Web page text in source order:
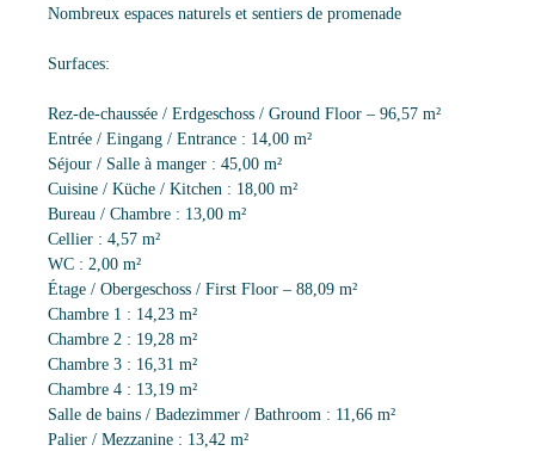
Nombreux espaces naturels et sentiers de promenade
Surfaces:
Rez-de-chaussée / Erdgeschoss / Ground Floor – 96,57 m²
Entrée / Eingang / Entrance : 14,00 m²
Séjour / Salle à manger : 45,00 m²
Cuisine / Küche / Kitchen : 18,00 m²
Bureau / Chambre : 13,00 m²
Cellier : 4,57 m²
WC : 2,00 m²
Étage / Obergeschoss / First Floor – 88,09 m²
Chambre 1 : 14,23 m²
Chambre 2 : 19,28 m²
Chambre 3 : 16,31 m²
Chambre 4 : 13,19 m²
Salle de bains / Badezimmer / Bathroom : 11,66 m²
Palier / Mezzanine : 13,42 m²